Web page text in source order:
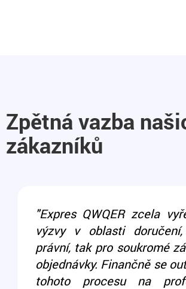
Zpětná vazba
zákazníků
"Expres QWQER zcela
výzvy v oblasti
právní, tak pro soukromé
objednávky. Finančně se
tohoto procesu na